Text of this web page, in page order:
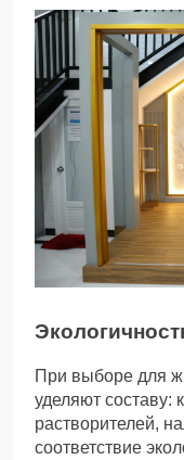
При выборе для
уделяют составу:
растворителей,
соответствие